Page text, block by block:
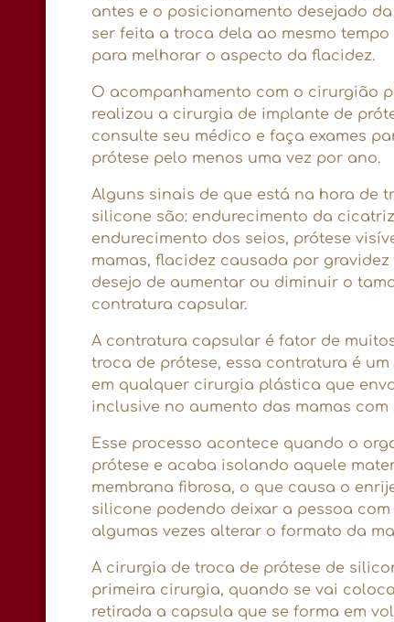
antes e o posicionamento desejado
ser feita a troca dela ao mesmo
para melhorar o aspecto da flacidez.
O acompanhamento com o cirurgião
realizou a cirurgia de implante de
consulte seu médico e faça exames
prótese pelo menos uma vez por ano.
Alguns sinais de que está na hora de
silicone são: endurecimento da
endurecimento dos seios, prótese
mamas, flacidez causada por
desejo de aumentar ou diminuir o
contratura capsular.
A contratura capsular é fator de
troca de prótese, essa contratura é
em qualquer cirurgia plástica que
inclusive no aumento das mamas com
Esse processo acontece quando o
prótese e acaba isolando aquele
membrana fibrosa, o que causa o
silicone podendo deixar a pessoa
algumas vezes alterar o formato da
A cirurgia de troca de prótese de
primeira cirurgia, quando se vai
retirada a capsula que se forma em